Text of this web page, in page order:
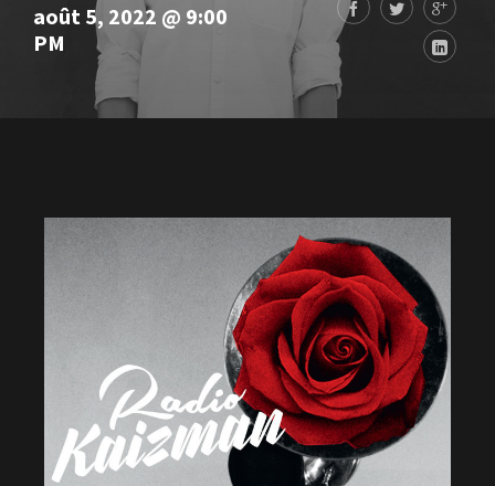
août 5, 2022 @ 9:00
PM